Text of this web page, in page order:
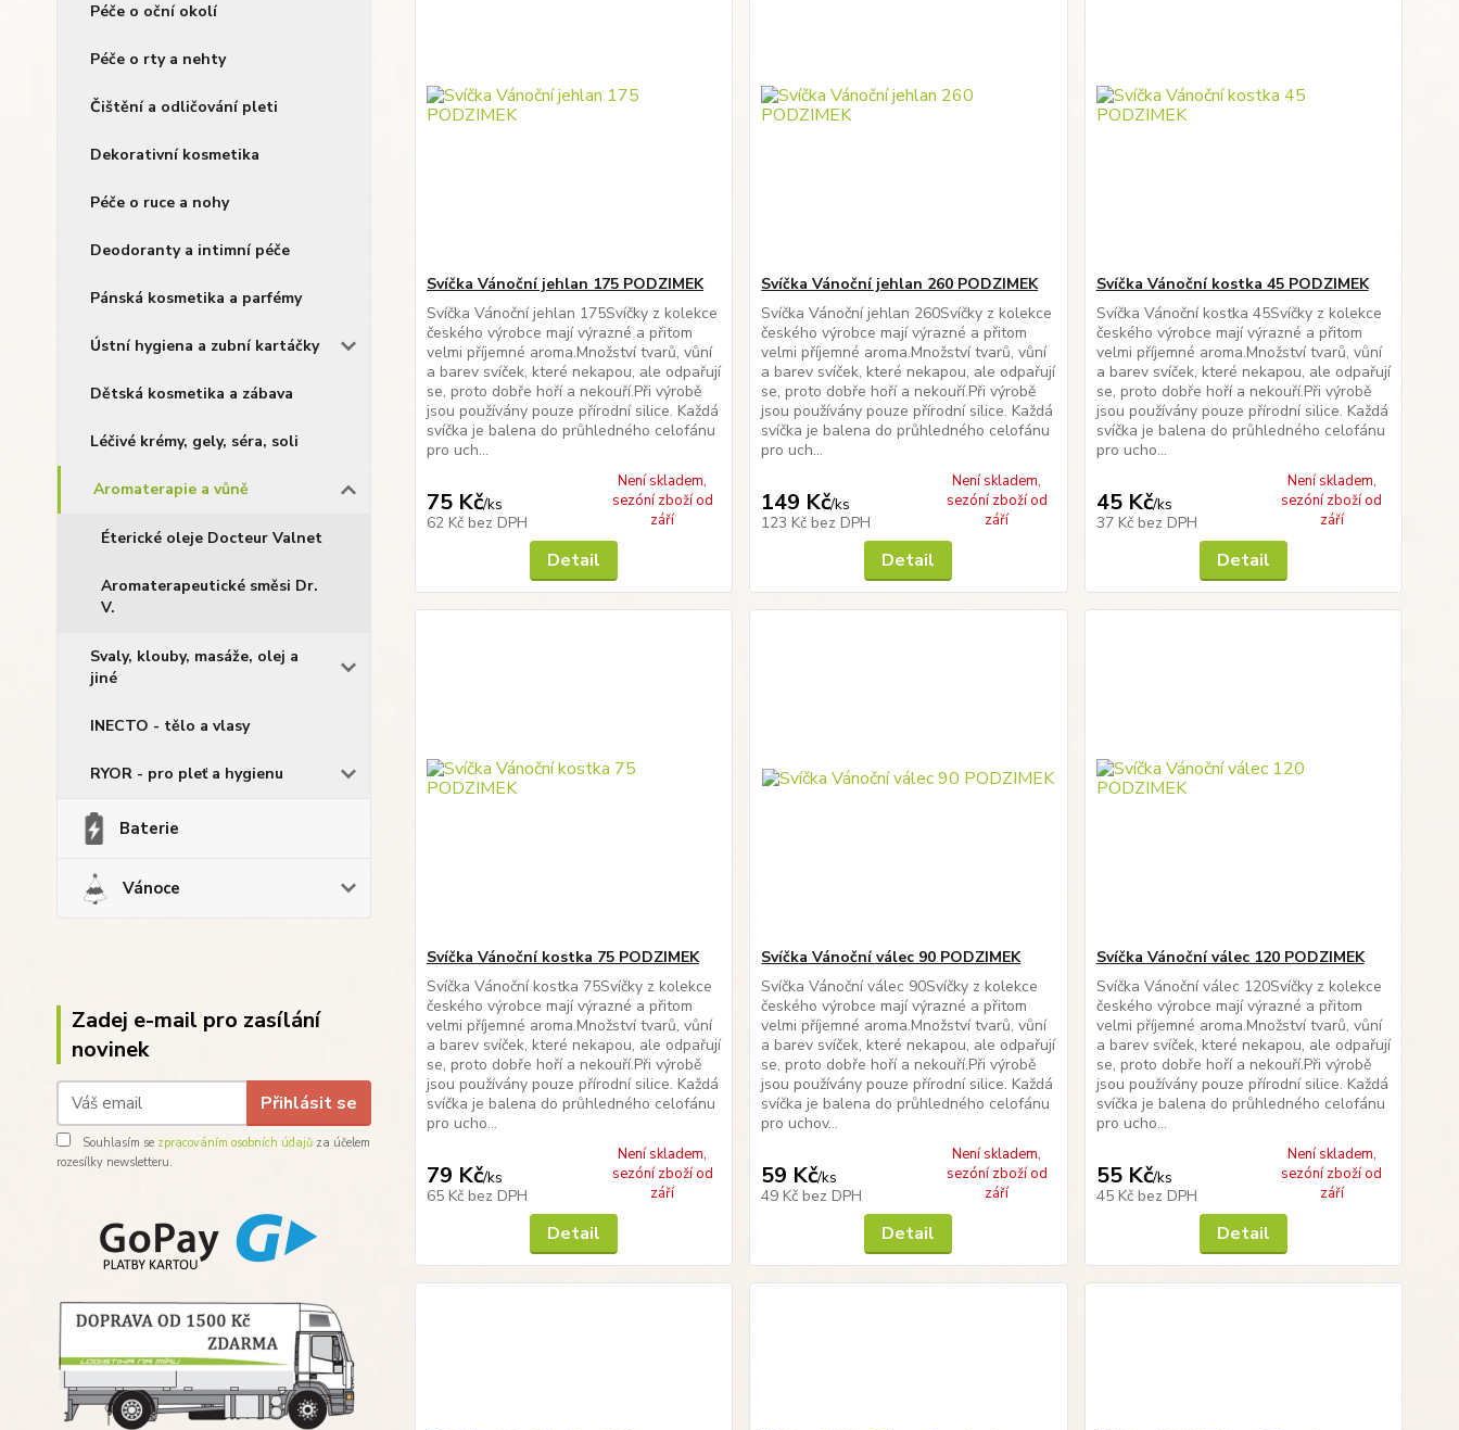
Péče o oční okolí
Péče o rty a nehty
Čištění a odličování pleti
Dekorativní kosmetika
Péče o ruce a nohy
Deodoranty a intimní péče
Pánská kosmetika a parfémy
Ústní hygiena a zubní kartáčky
Dětská kosmetika a zábava
Léčivé krémy, gely, séra, soli
Aromaterapie a vůně
Éterické oleje Docteur Valnet
Aromaterapeutické směsi Dr.
V.
Svaly, klouby, masáže, olej a
jiné
INECTO - tělo a vlasy
RYOR - pro pleť a hygienu
Baterie
Vánoce
Zadej e-mail pro zasílání
novinek
Přihlásit se
Souhlasím se zpracováním osobních údajů za účelem
rozesílky newsletteru.
Svíčka Vánoční jehlan 175 PODZIMEK
Svíčka Vánoční jehlan 175Svíčky z kolekce
českého výrobce mají výrazné a přitom
velmi příjemné aroma.Množství tvarů, vůní
a barev svíček, které nekapou, ale odpařují
se, proto dobře hoří a nekouří.Při výrobě
jsou používány pouze přírodní silice. Každá
svíčka je balena do průhledného celofánu
pro uch...
75 Kč/ks
62 Kč bez DPH
Není skladem,
sezóní zboží od
září
Detail
Svíčka Vánoční jehlan 260 PODZIMEK
Svíčka Vánoční jehlan 260Svíčky z kolekce
českého výrobce mají výrazné a přitom
velmi příjemné aroma.Množství tvarů, vůní
a barev svíček, které nekapou, ale odpařují
se, proto dobře hoří a nekouří.Při výrobě
jsou používány pouze přírodní silice. Každá
svíčka je balena do průhledného celofánu
pro uch...
149 Kč/ks
123 Kč bez DPH
Není skladem,
sezóní zboží od
září
Detail
Svíčka Vánoční kostka 45 PODZIMEK
Svíčka Vánoční kostka 45Svíčky z kolekce
českého výrobce mají výrazné a přitom
velmi příjemné aroma.Množství tvarů, vůní
a barev svíček, které nekapou, ale odpařují
se, proto dobře hoří a nekouří.Při výrobě
jsou používány pouze přírodní silice. Každá
svíčka je balena do průhledného celofánu
pro ucho...
45 Kč/ks
37 Kč bez DPH
Není skladem,
sezóní zboží od
září
Detail
Svíčka Vánoční kostka 75 PODZIMEK
Svíčka Vánoční kostka 75Svíčky z kolekce
českého výrobce mají výrazné a přitom
velmi příjemné aroma.Množství tvarů, vůní
a barev svíček, které nekapou, ale odpařují
se, proto dobře hoří a nekouří.Při výrobě
jsou používány pouze přírodní silice. Každá
svíčka je balena do průhledného celofánu
pro ucho...
79 Kč/ks
65 Kč bez DPH
Není skladem,
sezóní zboží od
září
Detail
Svíčka Vánoční válec 90 PODZIMEK
Svíčka Vánoční válec 90Svíčky z kolekce
českého výrobce mají výrazné a přitom
velmi příjemné aroma.Množství tvarů, vůní
a barev svíček, které nekapou, ale odpařují
se, proto dobře hoří a nekouří.Při výrobě
jsou používány pouze přírodní silice. Každá
svíčka je balena do průhledného celofánu
pro uchov...
59 Kč/ks
49 Kč bez DPH
Není skladem,
sezóní zboží od
září
Detail
Svíčka Vánoční válec 120 PODZIMEK
Svíčka Vánoční válec 120Svíčky z kolekce
českého výrobce mají výrazné a přitom
velmi příjemné aroma.Množství tvarů, vůní
a barev svíček, které nekapou, ale odpařují
se, proto dobře hoří a nekouří.Při výrobě
jsou používány pouze přírodní silice. Každá
svíčka je balena do průhledného celofánu
pro ucho...
55 Kč/ks
45 Kč bez DPH
Není skladem,
sezóní zboží od
září
Detail